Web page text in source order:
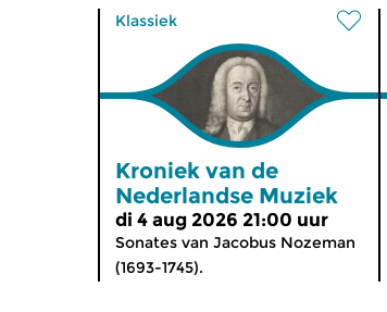
Klassiek
Kroniek van de
Nederlandse Muziek
di 4 aug 2026 21:00 uur
Sonates van Jacobus Nozeman
(1693-1745).